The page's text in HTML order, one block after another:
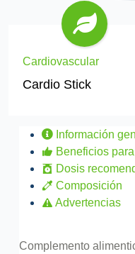
Cardiovascular
Cardio Stick
Información
Beneficios
Dosis
Composición
Advertencias
Complemento